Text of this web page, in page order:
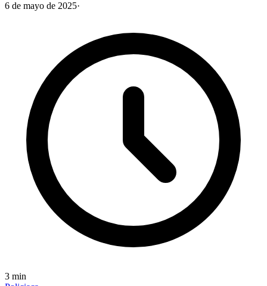
6 de mayo de 2025·
3 min